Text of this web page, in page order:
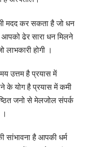
मदद कर सकता है जो धन
आपको ढेर सारा धन मिलने
लाभकारी होगी ।
उत्तम है प्रयास में
के योग है प्रयास में कमी
जनो से मेलजोल संपर्क
सांभावना है आपकी धर्म